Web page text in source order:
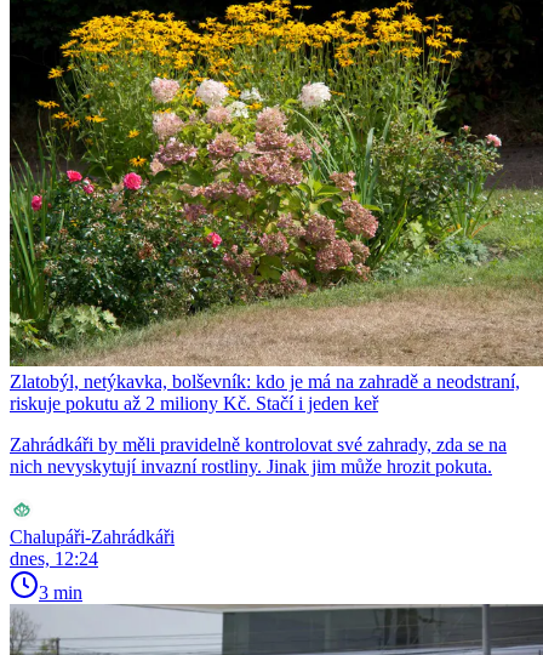
Zlatobýl, netýkavka, bolševník: kdo je má na zahradě a neodstraní,
riskuje pokutu až 2 miliony Kč. Stačí i jeden keř
Zahrádkáři by měli pravidelně kontrolovat své zahrady, zda se na
nich nevyskytují invazní rostliny. Jinak jim může hrozit pokuta.
Chalupáři-Zahrádkáři
dnes, 12:24
3 min